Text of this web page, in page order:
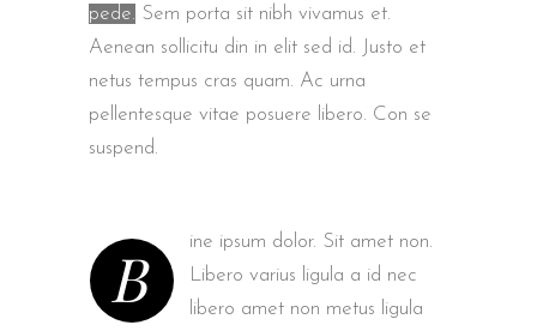
pede. Sem porta sit nibh vivamus et.
Aenean sollicitu din in elit sed id. Justo et
netus tempus cras quam. Ac urna
pellentesque vitae posuere libero. Con se
suspend.
B
ine ipsum dolor. Sit amet non.
Libero varius ligula a id nec
libero amet non metus ligula